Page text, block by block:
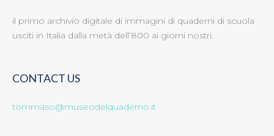
il primo archivio digitale di immagini di quaderni di scuola
usciti in Italia dalla metà dell’800 ai giorni nostri.
CONTACT US
tommaso@museodelquaderno.it